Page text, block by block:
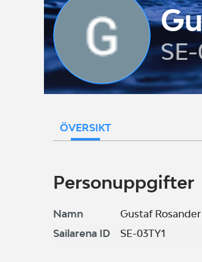
ÖVERSIKT
Personuppgifter
Namn
Gustaf Rosander
Sailarena ID
SE-03TY1